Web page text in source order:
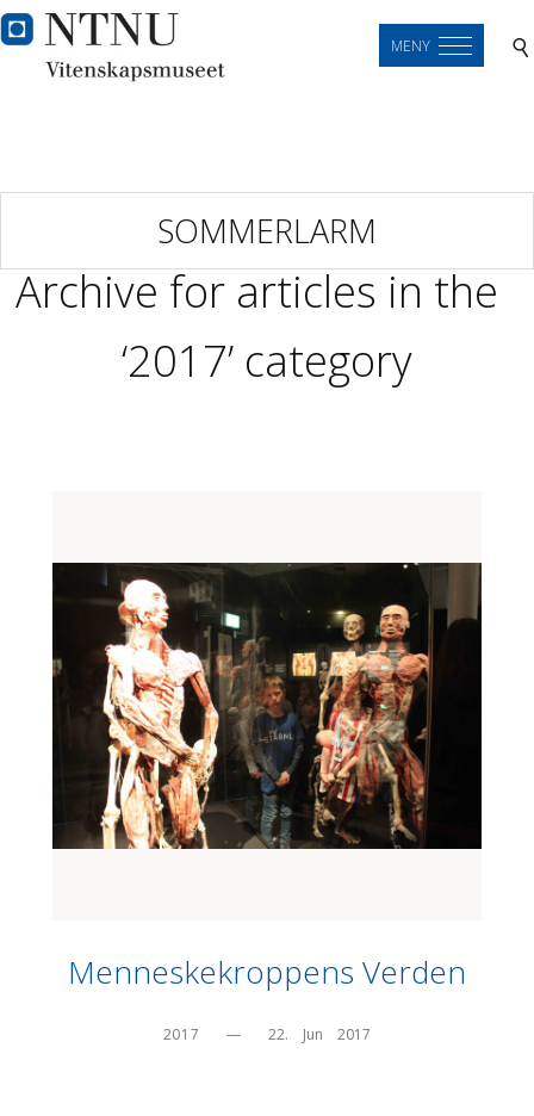
MENY
SOMMERLARM
Archive for articles in the
‘2017’ category
Menneskekroppens Verden
2017 — 22.    Jun    2017